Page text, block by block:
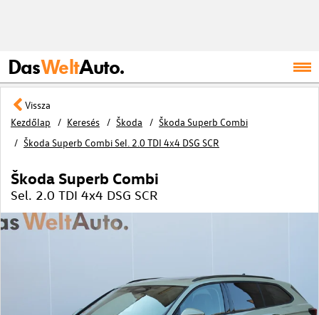
DasWeltAuto.
Vissza
Kezdőlap
Keresés Škoda
Škoda Superb Combi
Škoda Superb Combi Sel. 2.0 TDI 4x4 DSG SCR
Škoda Superb Combi
Sel. 2.0 TDI 4x4 DSG SCR